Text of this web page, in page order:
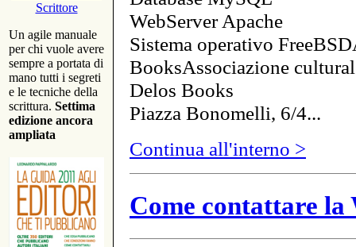
Scrittore
Un agile manuale
per chi vuole avere
sempre a portata di
mano tutti i segreti
e le tecniche della
scrittura. Settima
edizione ancora
ampliata
WebServer Apache
Sistema operativo
BooksAssociazione
Delos Books
Piazza Bonomelli, 6/4...
Continua all'interno >
Come contattare